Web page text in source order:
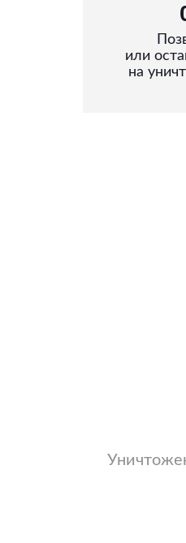
или
на